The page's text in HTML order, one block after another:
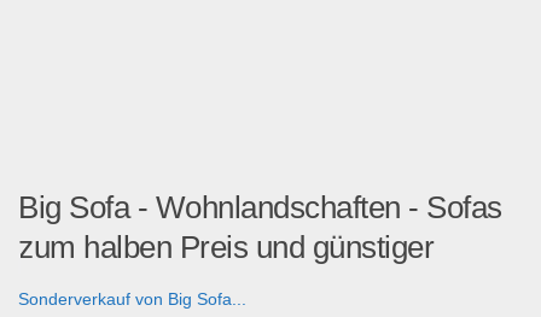
Big Sofa - Wohnlandschaften - Sofas
zum halben Preis und günstiger
Sonderverkauf von Big Sofa...